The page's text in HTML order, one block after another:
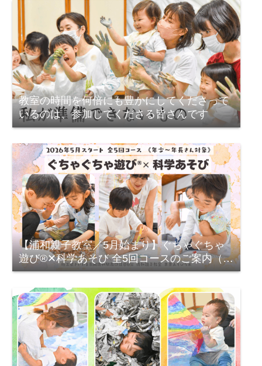
教室の時間を何倍にも豊かにしてくださって
いるのは、参加してくださる皆さんです
【浦和親子教室／5月始まり】ぐちゃぐちゃ
遊び®✕科学あそび 全5回コースのご案内（年
少〜年長）2026年度